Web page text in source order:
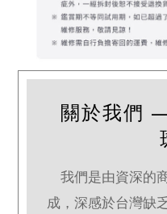
關於我們
我們是由資深的
成，深感於台灣缺